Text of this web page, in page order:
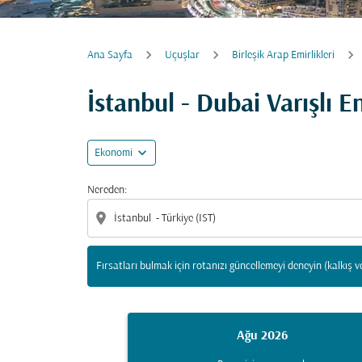
Ana Sayfa Uçuşlar Birleşik Arap Emirlikleri
İstanbul - Dubai Varışlı
Ekonomi expand_more
Nereden:
location_on
Fırsatları bulmak için rotanızı güncellemeyi deneyin
Fırsatları bulmak için rotanızı güncellemeyi
Ağu 2026